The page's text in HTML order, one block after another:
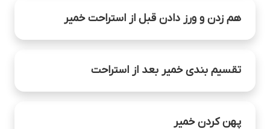
هم زدن و ورز دادن قبل از استراحت خمیر
🔒 این درس خصوصی است و فقط برای خریداران
تقسیم بندی خمیر بعد از استراحت
🔒 این درس خصوصی است و فقط برای خریداران
پهن کردن خمیر